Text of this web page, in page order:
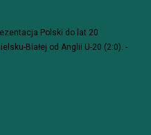
Polski do lat 20
Białej od Anglii U-20 (2:0). -